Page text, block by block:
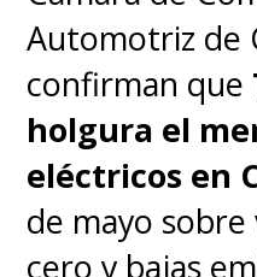
Automotriz de
confirman que
holgura el
eléctricos en
de mayo
cero y bajas